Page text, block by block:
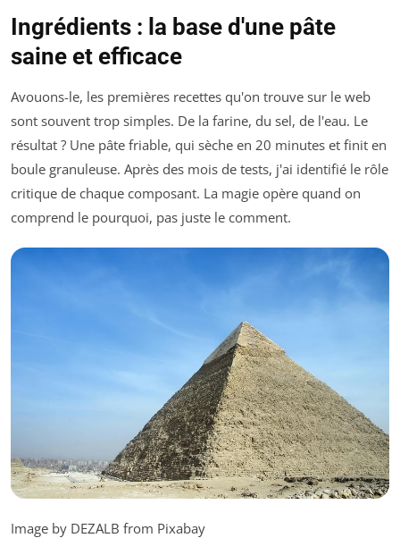
Ingrédients : la base d'une pâte
saine et efficace
Avouons-le, les premières recettes qu'on trouve sur le web
sont souvent trop simples. De la farine, du sel, de l'eau. Le
résultat ? Une pâte friable, qui sèche en 20 minutes et finit en
boule granuleuse. Après des mois de tests, j'ai identifié le rôle
critique de chaque composant. La magie opère quand on
comprend le pourquoi, pas juste le comment.
Image by DEZALB from Pixabay